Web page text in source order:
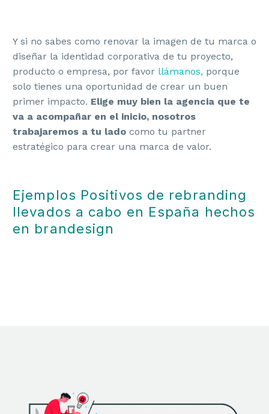
Y si no sabes como renovar la imagen de tu marca o
diseñar la identidad corporativa de tu proyecto,
producto o empresa, por favor llámanos, porque
solo tienes una oportunidad de crear un buen
primer impacto. Elige muy bien la agencia que te
va a acompañar en el inicio, nosotros
trabajaremos a tu lado como tu partner
estratégico para crear una marca de valor.
Ejemplos Positivos de rebranding
llevados a cabo en España hechos
en brandesign